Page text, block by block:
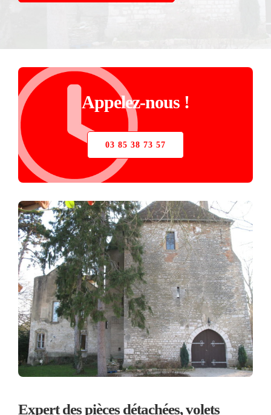
STORE
PIÈCES DÉTACHÉES
Appelez-nous !
03 85 38 73 57
Expert des pièces détachées, volets